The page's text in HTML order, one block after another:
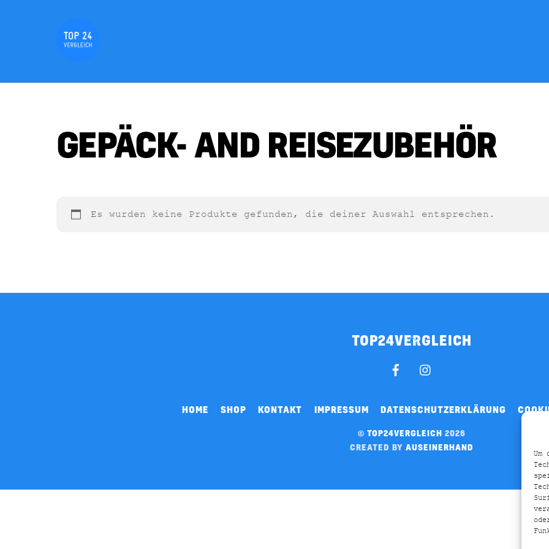
GEPÄCK- AND REISEZUBEHÖR
Es wurden keine Produkte gefunden, die deiner Auswahl entsprechen.
BACK
TOP
TOP24VERGLEICH
FACEBOOK
HOME SHOP KONTAKT IMPRESSUM DATENSCHUTZERKLÄRUNG
© TOP24VERGLEICH 2026
CREATED BY AUSEINERHAND